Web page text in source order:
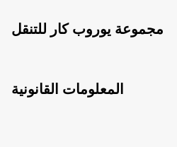
مجموعة يوروب كار للتنقل
المعلومات القانونية